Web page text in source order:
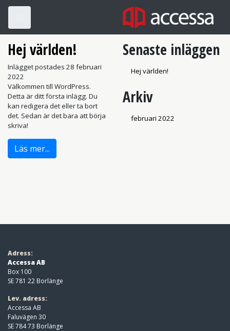
Hej världen!
Inlägget postades 28 februari
2022
Välkommen till WordPress.
Detta är ditt första inlägg. Du
kan redigera det eller ta bort
det. Sedan är det bara att börja
skriva!
Läs mer...
Senaste inläggen
Hej världen!
Arkiv
februari 2022
Adress:
Accessa AB
Box 100
SE 781 22 Borlänge
Lev. adress:
Accessa AB
Faluvägen 30
SE 784 73 Borlänge